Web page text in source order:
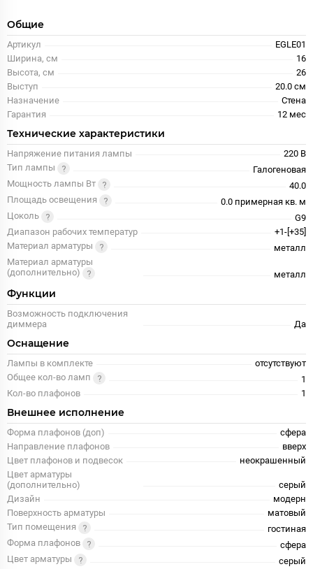
Общие
Артикул
EGLE01
Ширина, см
16
Высота, см
26
Выступ
20.0 см
Назначение
Стена
Гарантия
12 меc
Технические характеристики
Напряжение питания лампы
220 В
Тип лампы
Галогеновая
Мощность лампы Вт
40.0
Площадь освещения
0.0 примерная кв. м
Цоколь
G9
Диапазон рабочих температур
+1-[+35]
Материал арматуры
металл
Материал арматуры
(дополнительно)
металл
Функции
Возможность подключения
диммера
Да
Оснащение
Лампы в комплекте
отсутствуют
Общее кол-во ламп
1
Кол-во плафонов
1
Внешнее исполнение
Форма плафонов (доп)
сфера
Направление плафонов
вверх
Цвет плафонов и подвесок
неокрашенный
Цвет арматуры
(дополнительно)
серый
Дизайн
модерн
Поверхность арматуры
матовый
Тип помещения
гостиная
Форма плафонов
сфера
Цвет арматуры
серый